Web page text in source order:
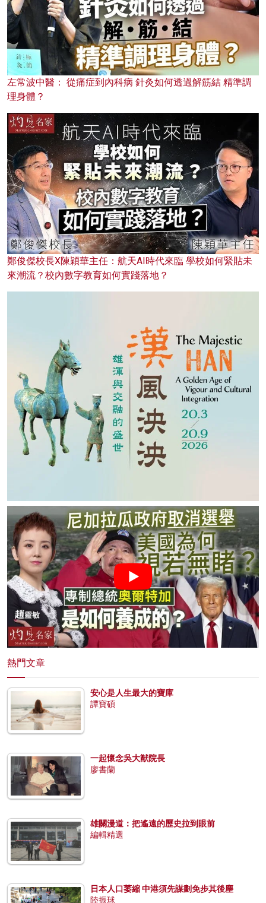
左常波中醫： 從痛症到內科病 針灸如何透過解筋結 精準調
理身體？
鄭俊傑校長X陳穎華主任：航天AI時代來臨 學校如何緊貼未
來潮流？校內數字教育如何實踐落地？
熱門文章
安心是人生最大的寶庫
譚寶碩
一起懷念吳大猷院長
廖書蘭
雄關漫道：把遙遠的歷史拉到眼前
編輯精選
日本人口萎縮 中港須先謀劃免步其後塵
陸振球